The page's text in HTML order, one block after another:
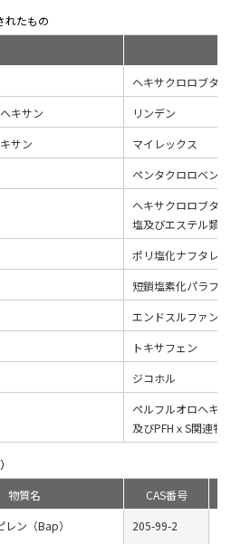
れたもの
ヘキサクロロブタ
キサン
リンデン
サン
マイレックス
ペンタクロロベン
ヘキサクロロブタ
塩及びエステル類
ポリ塩化ナフタレ
短鎖塩素化パラフ
エンドスルファン
トキサフェン
ジコホル
ペルフルオロヘキ
及びPFHｘS関連物
物質名
CAS番号
ン（Bap） 205-99-2